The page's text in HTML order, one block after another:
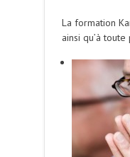
La formation
ainsi qu’à